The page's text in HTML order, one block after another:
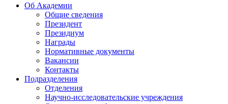
Об Академии
Общие сведения
Президент
Президиум
Награды
Нормативные документы
Вакансии
Контакты
Подразделения
Отделения
Научно-исследовательские учреждения